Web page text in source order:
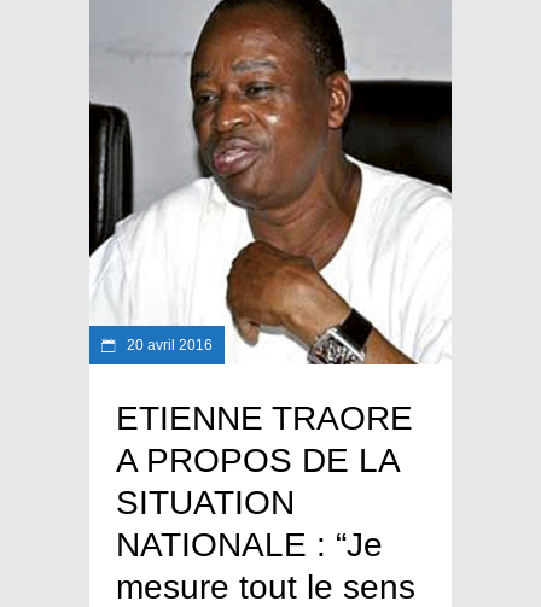
20 avril 2016
ETIENNE TRAORE
A PROPOS DE LA
SITUATION
NATIONALE : “Je
mesure tout le sens